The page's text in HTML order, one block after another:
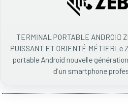
TERMINAL PORTABLE ANDROID
PUISSANT ET ORIENTÉ MÉTIERLe
portable Android nouvelle
d'un smartphone